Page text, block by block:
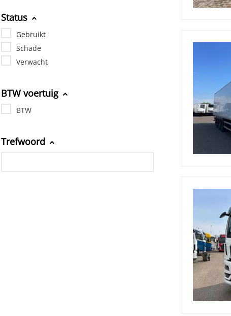
Status
Gebruikt
Schade
Verwacht
BTW voertuig
BTW
Trefwoord